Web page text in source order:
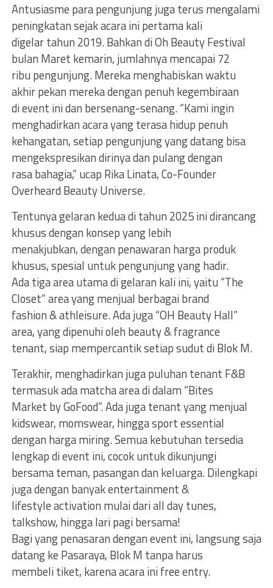
Antusiasme para pengunjung juga terus mengalami
peningkatan sejak acara ini pertama kali
digelar tahun 2019. Bahkan di Oh Beauty Festival
bulan Maret kemarin, jumlahnya mencapai 72
ribu pengunjung. Mereka menghabiskan waktu
akhir pekan mereka dengan penuh kegembiraan
di event ini dan bersenang-senang. “Kami ingin
menghadirkan acara yang terasa hidup penuh
kehangatan, setiap pengunjung yang datang bisa
mengekspresikan dirinya dan pulang dengan
rasa bahagia,” ucap Rika Linata, Co-Founder
Overheard Beauty Universe.
Tentunya gelaran kedua di tahun 2025 ini dirancang
khusus dengan konsep yang lebih
menakjubkan, dengan penawaran harga produk
khusus, spesial untuk pengunjung yang hadir.
Ada tiga area utama di gelaran kali ini, yaitu “The
Closet” area yang menjual berbagai brand
fashion & athleisure. Ada juga “OH Beauty Hall”
area, yang dipenuhi oleh beauty & fragrance
tenant, siap mempercantik setiap sudut di Blok M.
Terakhir, menghadirkan juga puluhan tenant F&B
termasuk ada matcha area di dalam “Bites
Market by GoFood”. Ada juga tenant yang menjual
kidswear, momswear, hingga sport essential
dengan harga miring. Semua kebutuhan tersedia
lengkap di event ini, cocok untuk dikunjungi
bersama teman, pasangan dan keluarga. Dilengkapi
juga dengan banyak entertainment &
lifestyle activation mulai dari all day tunes,
talkshow, hingga lari pagi bersama!
Bagi yang penasaran dengan event ini, langsung saja
datang ke Pasaraya, Blok M tanpa harus
membeli tiket, karena acara ini free entry.